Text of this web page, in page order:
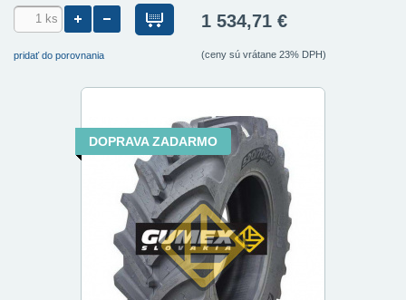
pridať do porovnania
1 534,71 €
(ceny sú vrátane 23% DPH)
DOPRAVA ZADARMO